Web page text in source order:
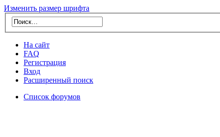
Изменить размер шрифта
На сайт
FAQ
Регистрация
Вход
Расширенный поиск
Список форумов